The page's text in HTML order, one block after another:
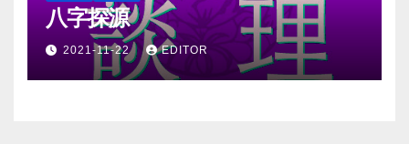
八字探源
2021-11-22 EDITOR